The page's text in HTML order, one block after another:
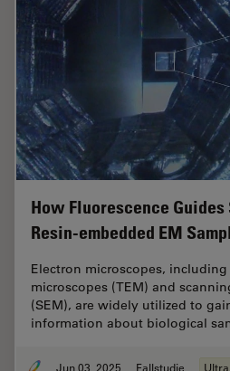
How Fluorescence
Resin-embedded EM
Electron microscopes,
microscopes (TEM) and
(SEM), are widely utilized to
information about biological
Jun 03, 2025 Fallstudie